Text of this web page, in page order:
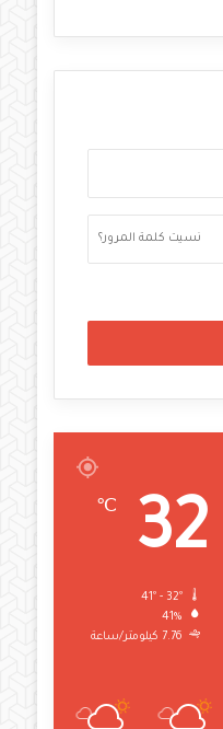
نسيت كلمة المرور؟
32
℃
41%
7.76 كيلومتر/ساعة